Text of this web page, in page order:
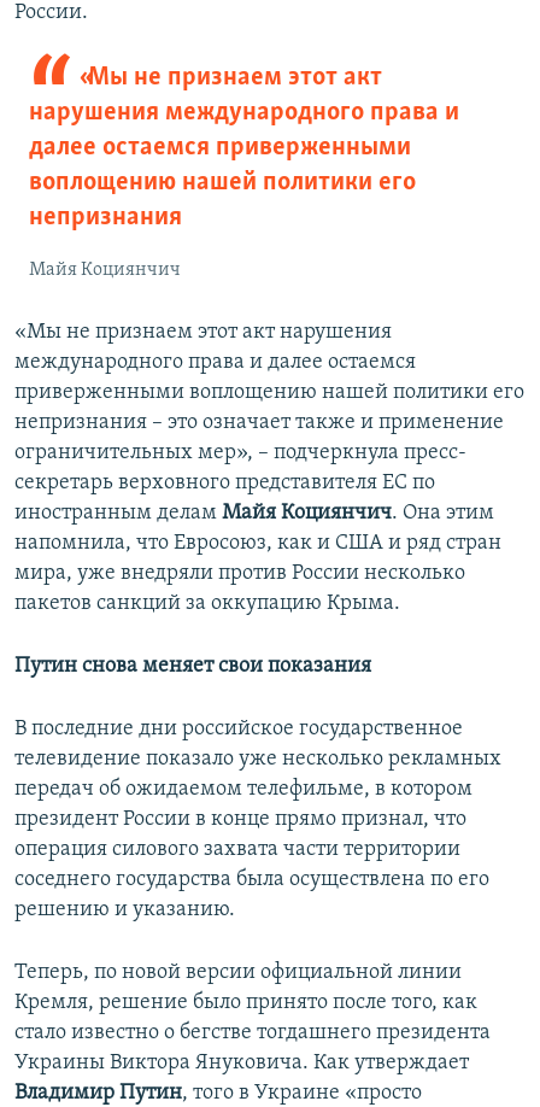
России.
«Мы не признаем этот акт
нарушения международного права и
далее остаемся приверженными
воплощению нашей политики его
непризнания
Майя Коциянчич
«Мы не признаем этот акт нарушения
международного права и далее остаемся
приверженными воплощению нашей политики его
непризнания – это означает также и применение
ограничительных мер», – подчеркнула пресс-
секретарь верховного представителя ЕС по
иностранным делам Майя Коциянчич. Она этим
напомнила, что Евросоюз, как и США и ряд стран
мира, уже внедряли против России несколько
пакетов санкций за оккупацию Крыма.
Путин снова меняет свои показания
В последние дни российское государственное
телевидение показало уже несколько рекламных
передач об ожидаемом телефильме, в котором
президент России в конце прямо признал, что
операция силового захвата части территории
соседнего государства была осуществлена по его
решению и указанию.
Теперь, по новой версии официальной линии
Кремля, решение было принято после того, как
стало известно о бегстве тогдашнего президента
Украины Виктора Януковича. Как утверждает
Владимир Путин, того в Украине «просто